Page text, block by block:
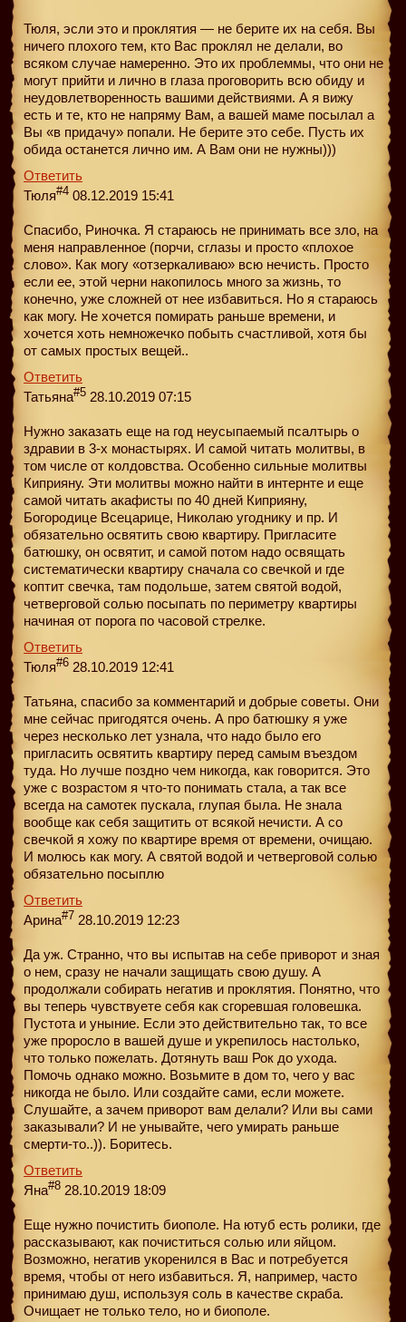
Тюля, эсли это и проклятия — не берите их на себя. Вы
ничего плохого тем, кто Вас проклял не делали, во
всяком случае намеренно. Это их проблеммы, что они не
могут прийти и лично в глаза проговорить всю обиду и
неудовлетворенность вашими действиями. А я вижу
есть и те, кто не напряму Вам, а вашей маме посылал а
Вы «в придачу» попали. Не берите это себе. Пусть их
обида останется лично им. А Вам они не нужны)))
Ответить
Тюля#4 08.12.2019 15:41
Спасибо, Риночка. Я стараюсь не принимать все зло, на
меня направленное (порчи, сглазы и просто «плохое
слово». Как могу «отзеркаливаю» всю нечисть. Просто
если ее, этой черни накопилось много за жизнь, то
конечно, уже сложней от нее избавиться. Но я стараюсь
как могу. Не хочется помирать раньше времени, и
хочется хоть немножечко побыть счастливой, хотя бы
от самых простых вещей..
Ответить
Татьяна#5 28.10.2019 07:15
Нужно заказать еще на год неусыпаемый псалтырь о
здравии в 3-х монастырях. И самой читать молитвы, в
том числе от колдовства. Особенно сильные молитвы
Киприяну. Эти молитвы можно найти в интернте и еще
самой читать акафисты по 40 дней Киприяну,
Богородице Всецарице, Николаю угоднику и пр. И
обязательно освятить свою квартиру. Пригласите
батюшку, он освятит, и самой потом надо освящать
систематически квартиру сначала со свечкой и где
коптит свечка, там подольше, затем святой водой,
четверговой солью посыпать по периметру квартиры
начиная от порога по часовой стрелке.
Ответить
Тюля#6 28.10.2019 12:41
Татьяна, спасибо за комментарий и добрые советы. Они
мне сейчас пригодятся очень. А про батюшку я уже
через несколько лет узнала, что надо было его
пригласить освятить квартиру перед самым въездом
туда. Но лучше поздно чем никогда, как говорится. Это
уже с возрастом я что-то понимать стала, а так все
всегда на самотек пускала, глупая была. Не знала
вообще как себя защитить от всякой нечисти. А со
свечкой я хожу по квартире время от времени, очищаю.
И молюсь как могу. А святой водой и четверговой солью
обязательно посыплю
Ответить
Арина#7 28.10.2019 12:23
Да уж. Странно, что вы испытав на себе приворот и зная
о нем, сразу не начали защищать свою душу. А
продолжали собирать негатив и проклятия. Понятно, что
вы теперь чувствуете себя как сгоревшая головешка.
Пустота и уныние. Если это действительно так, то все
уже проросло в вашей душе и укрепилось настолько,
что только пожелать. Дотянуть ваш Рок до ухода.
Помочь однако можно. Возьмите в дом то, чего у вас
никогда не было. Или создайте сами, если можете.
Слушайте, а зачем приворот вам делали? Или вы сами
заказывали? И не унывайте, чего умирать раньше
смерти-то..)). Боритесь.
Ответить
Яна#8 28.10.2019 18:09
Еще нужно почистить биополе. На ютуб есть ролики, где
рассказывают, как почиститься солью или яйцом.
Возможно, негатив укоренился в Вас и потребуется
время, чтобы от него избавиться. Я, например, часто
принимаю душ, используя соль в качестве скраба.
Очищает не только тело, но и биополе.